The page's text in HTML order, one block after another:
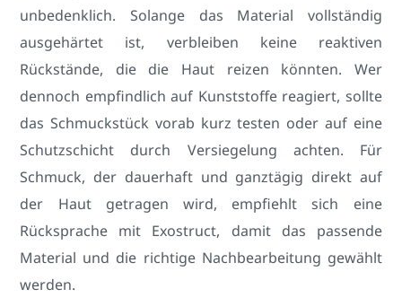
unbedenklich. Solange das Material vollständig
ausgehärtet ist, verbleiben keine reaktiven
Rückstände, die die Haut reizen könnten. Wer
dennoch empfindlich auf Kunststoffe reagiert, sollte
das Schmuckstück vorab kurz testen oder auf eine
Schutzschicht durch Versiegelung achten. Für
Schmuck, der dauerhaft und ganztägig direkt auf
der Haut getragen wird, empfiehlt sich eine
Rücksprache mit Exostruct, damit das passende
Material und die richtige Nachbearbeitung gewählt
werden.